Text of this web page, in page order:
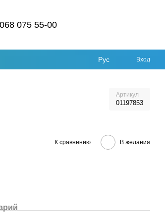
068 075 55-00
Рус Вход
Артикул
01197853
К сравнению В желания